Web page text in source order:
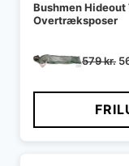
Bushmen Hideout
Overtræksposer
579kr.